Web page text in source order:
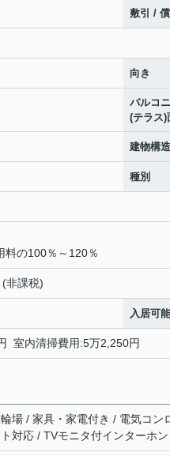
敷引 /
向き
バルコ
(テラス)
建物構造
種別
料の100％～120％
非課税)
入居可
室内清掃費用:5万2,250円
場 / 家具・家電付き / 電気コ
対応 / TVモニタ付インターホ